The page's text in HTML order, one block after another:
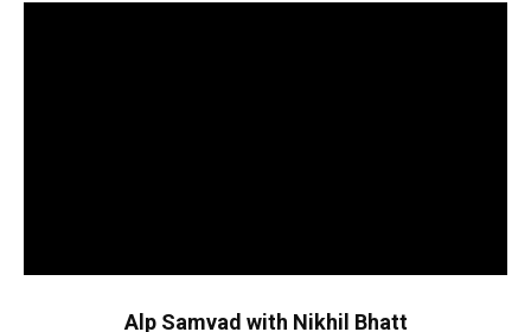
Alp Samvad with Nikhil Bhatt